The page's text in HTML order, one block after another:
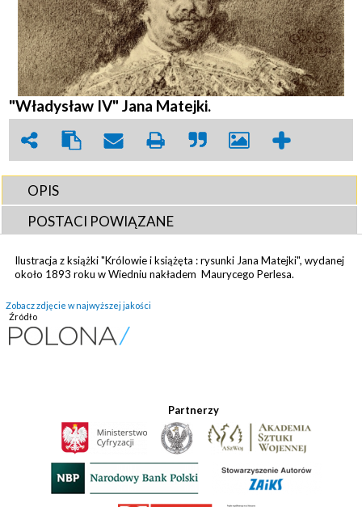
"Władysław IV" Jana Matejki.
OPIS
POSTACI POWIĄZANE
Ilustracja z książki "Królowie i książęta : rysunki Jana Matejki", wydanej
około 1893 roku w Wiedniu nakładem Maurycego Perlesa.
Zobacz zdjęcie w najwyższej jakości
Źródło
Partnerzy